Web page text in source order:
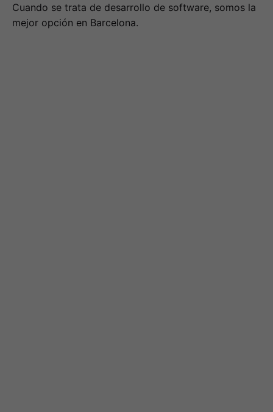
Cuando se trata de desarrollo de software, somos la
mejor opción en Barcelona.